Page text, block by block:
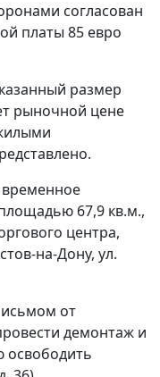
согласован
платы 85 евро
размер
рыночной цене
временное
67,9 кв.м.,
центра,
на-Дону, ул.
от
демонтаж и
освободить